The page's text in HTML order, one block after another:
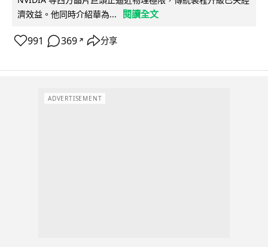
濟效益。他同時介紹華為...
閱讀全文
991 369 ↗ 分享
ADVERTISEMENT